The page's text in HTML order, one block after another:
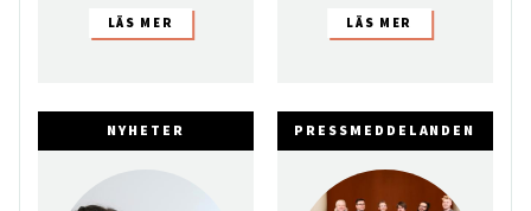
NYHETER PRESSMEDDELANDEN